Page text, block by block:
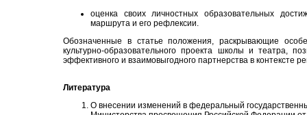
оценка своих личностных образовательных
маршрута и его рефлексии.
Обозначенные в статье положения, раскрывающие
культурно-образовательного проекта школы и театра,
эффективного и взаимовыгодного партнерства в контексте
Литература
О внесении изменений в федеральный